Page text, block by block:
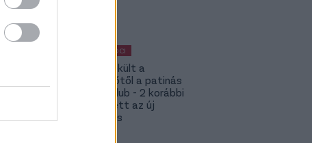
MAGYAR FOCI
Megmenekült a
süllyesztőtől a patinás
magyar klub - 2 korábbi
játékos lett az új
tulajdonos